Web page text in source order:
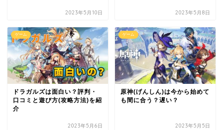
2023年5月10日 2023年5月8日
ゲーム
ドラガルズは面白い？評判・
口コミと遊び方(攻略方法)を紹
介
2023年5月6日
ゲーム
原神(げんしん)は今から始めて
も間に合う？遅い？
2023年5月5日